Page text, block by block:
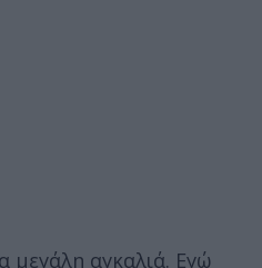
μεγάλη αγκαλιά. Εγώ